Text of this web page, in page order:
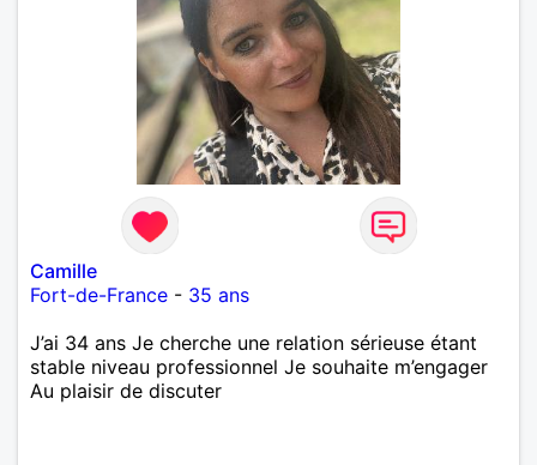
Camille
Fort-de-France - 35 ans
J’ai 34 ans Je cherche une relation sérieuse étant
stable niveau professionnel Je souhaite m’engager
Au plaisir de discuter